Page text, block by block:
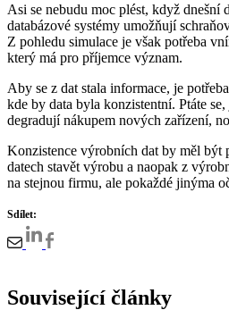
Asi se nebudu moc plést, když
databázové systémy umožňují
Z pohledu simulace je však potřeba
který má pro příjemce význam.
Aby se z dat stala informace, je
kde by data byla konzistentní. Ptáte
degradují nákupem nových zařízení,
Konzistence výrobních dat by měl být
datech stavět výrobu a naopak z
na stejnou firmu, ale pokaždé jinýma
Sdílet:
Související články